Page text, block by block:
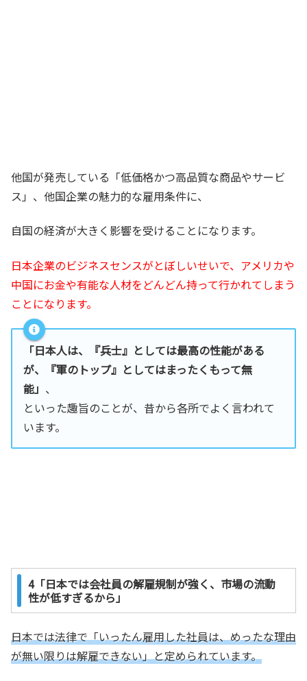
他国が発売している「低価格かつ高品質な商品やサービ
ス」、他国企業の魅力的な雇用条件に、
自国の経済が大きく影響を受けることになります。
日本企業のビジネスセンスがとぼしいせいで、アメリカや
中国にお金や有能な人材をどんどん持って行かれてしまう
ことになります。
「日本人は、『兵士』としては最高の性能がある
が、『軍のトップ』としてはまったくもって無
能」 、
といった趣旨のことが、昔から各所でよく言われて
います。
4「日本では会社員の解雇規制が強く、市場の流動
性が低すぎるから」
日本では法律で「いったん雇用した社員は、めったな理由
が無い限りは解雇できない」と定められています。